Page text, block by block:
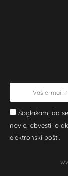
Soglašam, da
novic, obvestil o
elektronski pošti.